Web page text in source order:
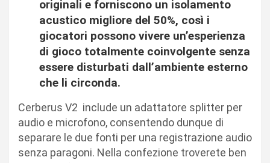
originali e forniscono un isolamento
acustico migliore del 50%, così i
giocatori possono vivere un’esperienza
di gioco totalmente coinvolgente senza
essere disturbati dall’ambiente esterno
che li circonda.
Cerberus V2 include un adattatore splitter per
audio e microfono, consentendo dunque di
separare le due fonti per una registrazione audio
senza paragoni. Nella confezione troverete ben